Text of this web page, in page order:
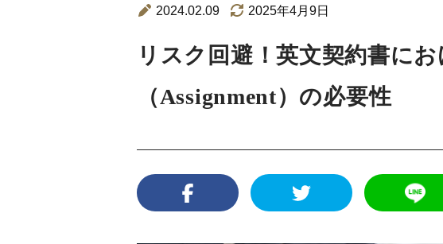
2024.02.09 2025年4月9日
リスク回避！英文契約書に
（Assignment）の必要性